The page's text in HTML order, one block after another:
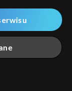
przez
dalej